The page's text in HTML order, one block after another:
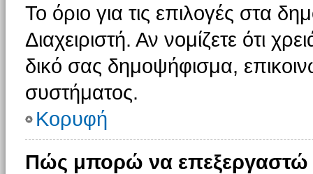
Το όριο για τις επιλογές στα
Διαχειριστή. Αν νομίζετε ότι
δικό σας δημοψήφισμα,
συστήματος.
Κορυφή
Πώς μπορώ να